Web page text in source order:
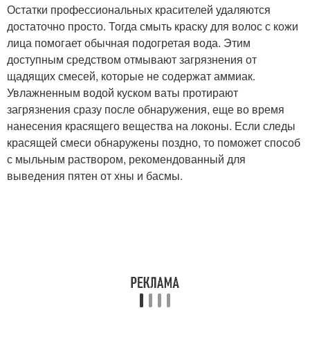
Остатки профессиональных красителей удаляются
достаточно просто. Тогда смыть краску для волос с кожи
лица помогает обычная подогретая вода. Этим
доступным средством отмывают загрязнения от
щадящих смесей, которые не содержат аммиак.
Увлажненным водой куском ваты протирают
загрязнения сразу после обнаружения, еще во время
нанесения красящего вещества на локоны. Если следы
красящей смеси обнаружены поздно, то поможет способ
с мыльным раствором, рекомендованный для
выведения пятен от хны и басмы.